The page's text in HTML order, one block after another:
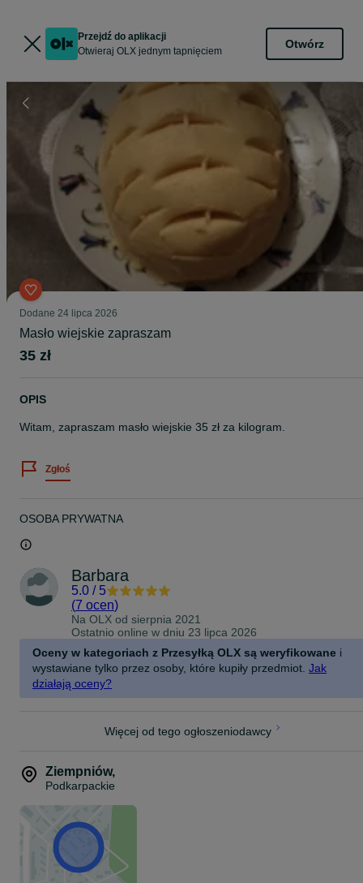
Przejdź do aplikacji
Otwieraj OLX jednym tapnięciem
Otwórz
Dodane 24 lipca 2026
Masło wiejskie zapraszam
35 zł
OPIS
Witam, zapraszam masło wiejskie 35 zł za kilogram.
Zgłoś
OSOBA PRYWATNA
Barbara
5.0 / 5
(7 ocen)
Na OLX od sierpnia 2021
Ostatnio online w dniu 23 lipca 2026
Oceny w kategoriach z Przesyłką OLX są weryfikowane i
wystawiane tylko przez osoby, które kupiły przedmiot. Jak
działają oceny?
Więcej od tego ogłoszeniodawcy
Ziempniów,
Podkarpackie